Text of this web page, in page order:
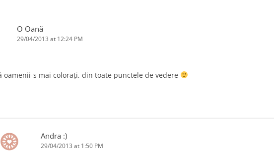
O Oană
29/04/2013 at 12:24 PM
oamenii-s mai colorați, din toate punctele de vedere
Andra :)
29/04/2013 at 1:50 PM